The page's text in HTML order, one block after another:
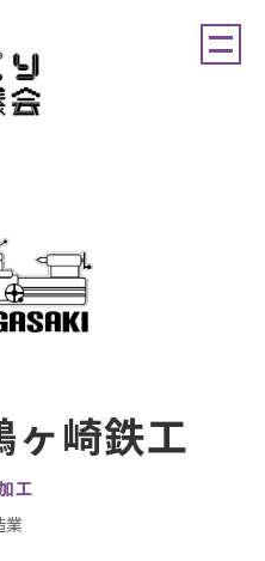
ヶ崎鉄工
工
業